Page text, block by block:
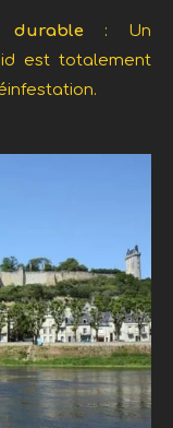
: Un
est totalement